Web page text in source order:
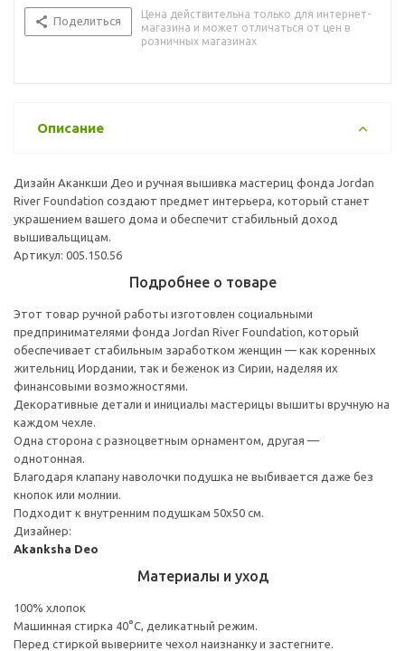
Поделиться
Цена действительна только для интернет-
магазина и может отличаться от цен в
розничных магазинах
Описание
Дизайн Аканкши Део и ручная вышивка мастериц фонда Jordan
River Foundation создают предмет интерьера, который станет
украшением вашего дома и обеспечит стабильный доход
вышивальщицам.
Артикул: 005.150.56
Подробнее о товаре
Этот товар ручной работы изготовлен социальными
предпринимателями фонда Jordan River Foundation, который
обеспечивает стабильным заработком женщин — как коренных
жительниц Иордании, так и беженок из Сирии, наделяя их
финансовыми возможностями.
Декоративные детали и инициалы мастерицы вышиты вручную на
каждом чехле.
Одна сторона с разноцветным орнаментом, другая —
однотонная.
Благодаря клапану наволочки подушка не выбивается даже без
кнопок или молнии.
Подходит к внутренним подушкам 50х50 см.
Дизайнер:
Akanksha Deo
Материалы и уход
100% хлопок
Машинная стирка 40°С, деликатный режим.
Перед стиркой выверните чехол наизнанку и застегните.